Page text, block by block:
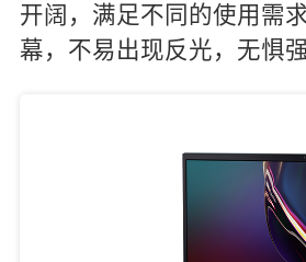
开阔，满足不同的使用需
幕，不易出现反光，无惧强